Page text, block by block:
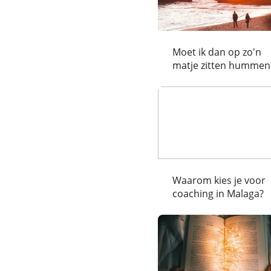
Moet ik dan op zo'n
matje zitten
Waarom kies je voor
coaching in Malaga?